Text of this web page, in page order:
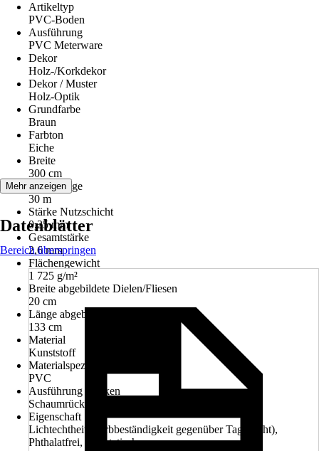
Artikeltyp
PVC-Boden
Ausführung
PVC Meterware
Dekor
Holz-/Korkdekor
Dekor / Muster
Holz-Optik
Grundfarbe
Braun
Farbton
Eiche
Breite
300 cm
Rollenlänge
30 m
Stärke Nutzschicht
0,25 mm
Gesamtstärke
2,6 mm
Flächengewicht
1 725 g/m²
Breite abgebildete Dielen/Fliesen
20 cm
Länge abgebildete Dielen/Fliesen
133 cm
Material
Kunststoff
Materialspezifizierung
PVC
Ausführung Rücken
Schaumrücken
Eigenschaft
Lichtechtheit (Farbbeständigkeit gegenüber Tageslicht),
Phthalatfrei, Antistatisch
Mehr anzeigen
Datenblätter
Bereich überspringen